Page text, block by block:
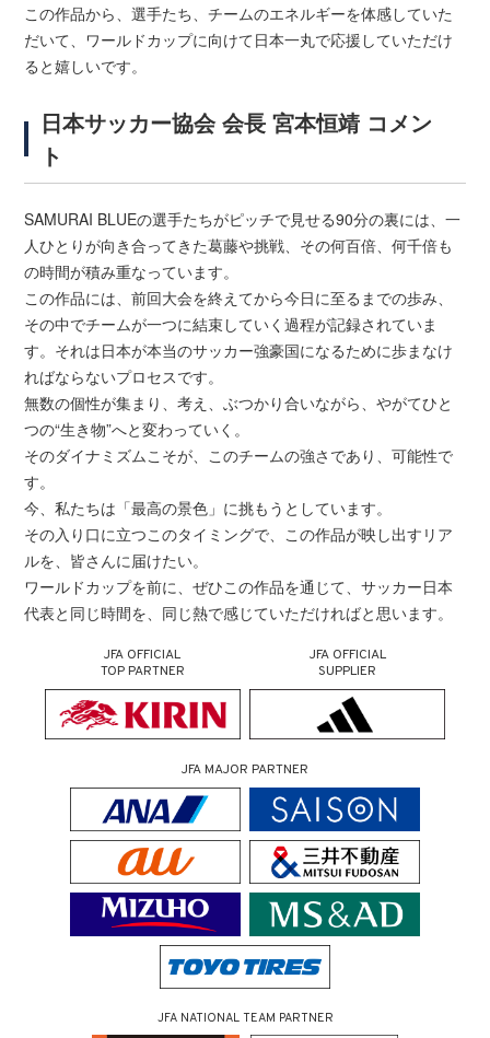
この作品から、選手たち、チームのエネルギーを体感していた
だいて、ワールドカップに向けて日本一丸で応援していただけ
ると嬉しいです。
日本サッカー協会 会長 宮本恒靖 コメン
ト
SAMURAI BLUEの選手たちがピッチで見せる90分の裏には、一
人ひとりが向き合ってきた葛藤や挑戦、その何百倍、何千倍も
の時間が積み重なっています。
この作品には、前回大会を終えてから今日に至るまでの歩み、
その中でチームが一つに結束していく過程が記録されていま
す。それは日本が本当のサッカー強豪国になるために歩まなけ
ればならないプロセスです。
無数の個性が集まり、考え、ぶつかり合いながら、やがてひと
つの“生き物”へと変わっていく。
そのダイナミズムこそが、このチームの強さであり、可能性で
す。
今、私たちは「最高の景色」に挑もうとしています。
その入り口に立つこのタイミングで、この作品が映し出すリア
ルを、皆さんに届けたい。
ワールドカップを前に、ぜひこの作品を通じて、サッカー日本
代表と同じ時間を、同じ熱で感じていただければと思います。
JFA OFFICIAL
TOP PARTNER
JFA OFFICIAL
SUPPLIER
JFA MAJOR PARTNER
JFA NATIONAL TEAM PARTNER